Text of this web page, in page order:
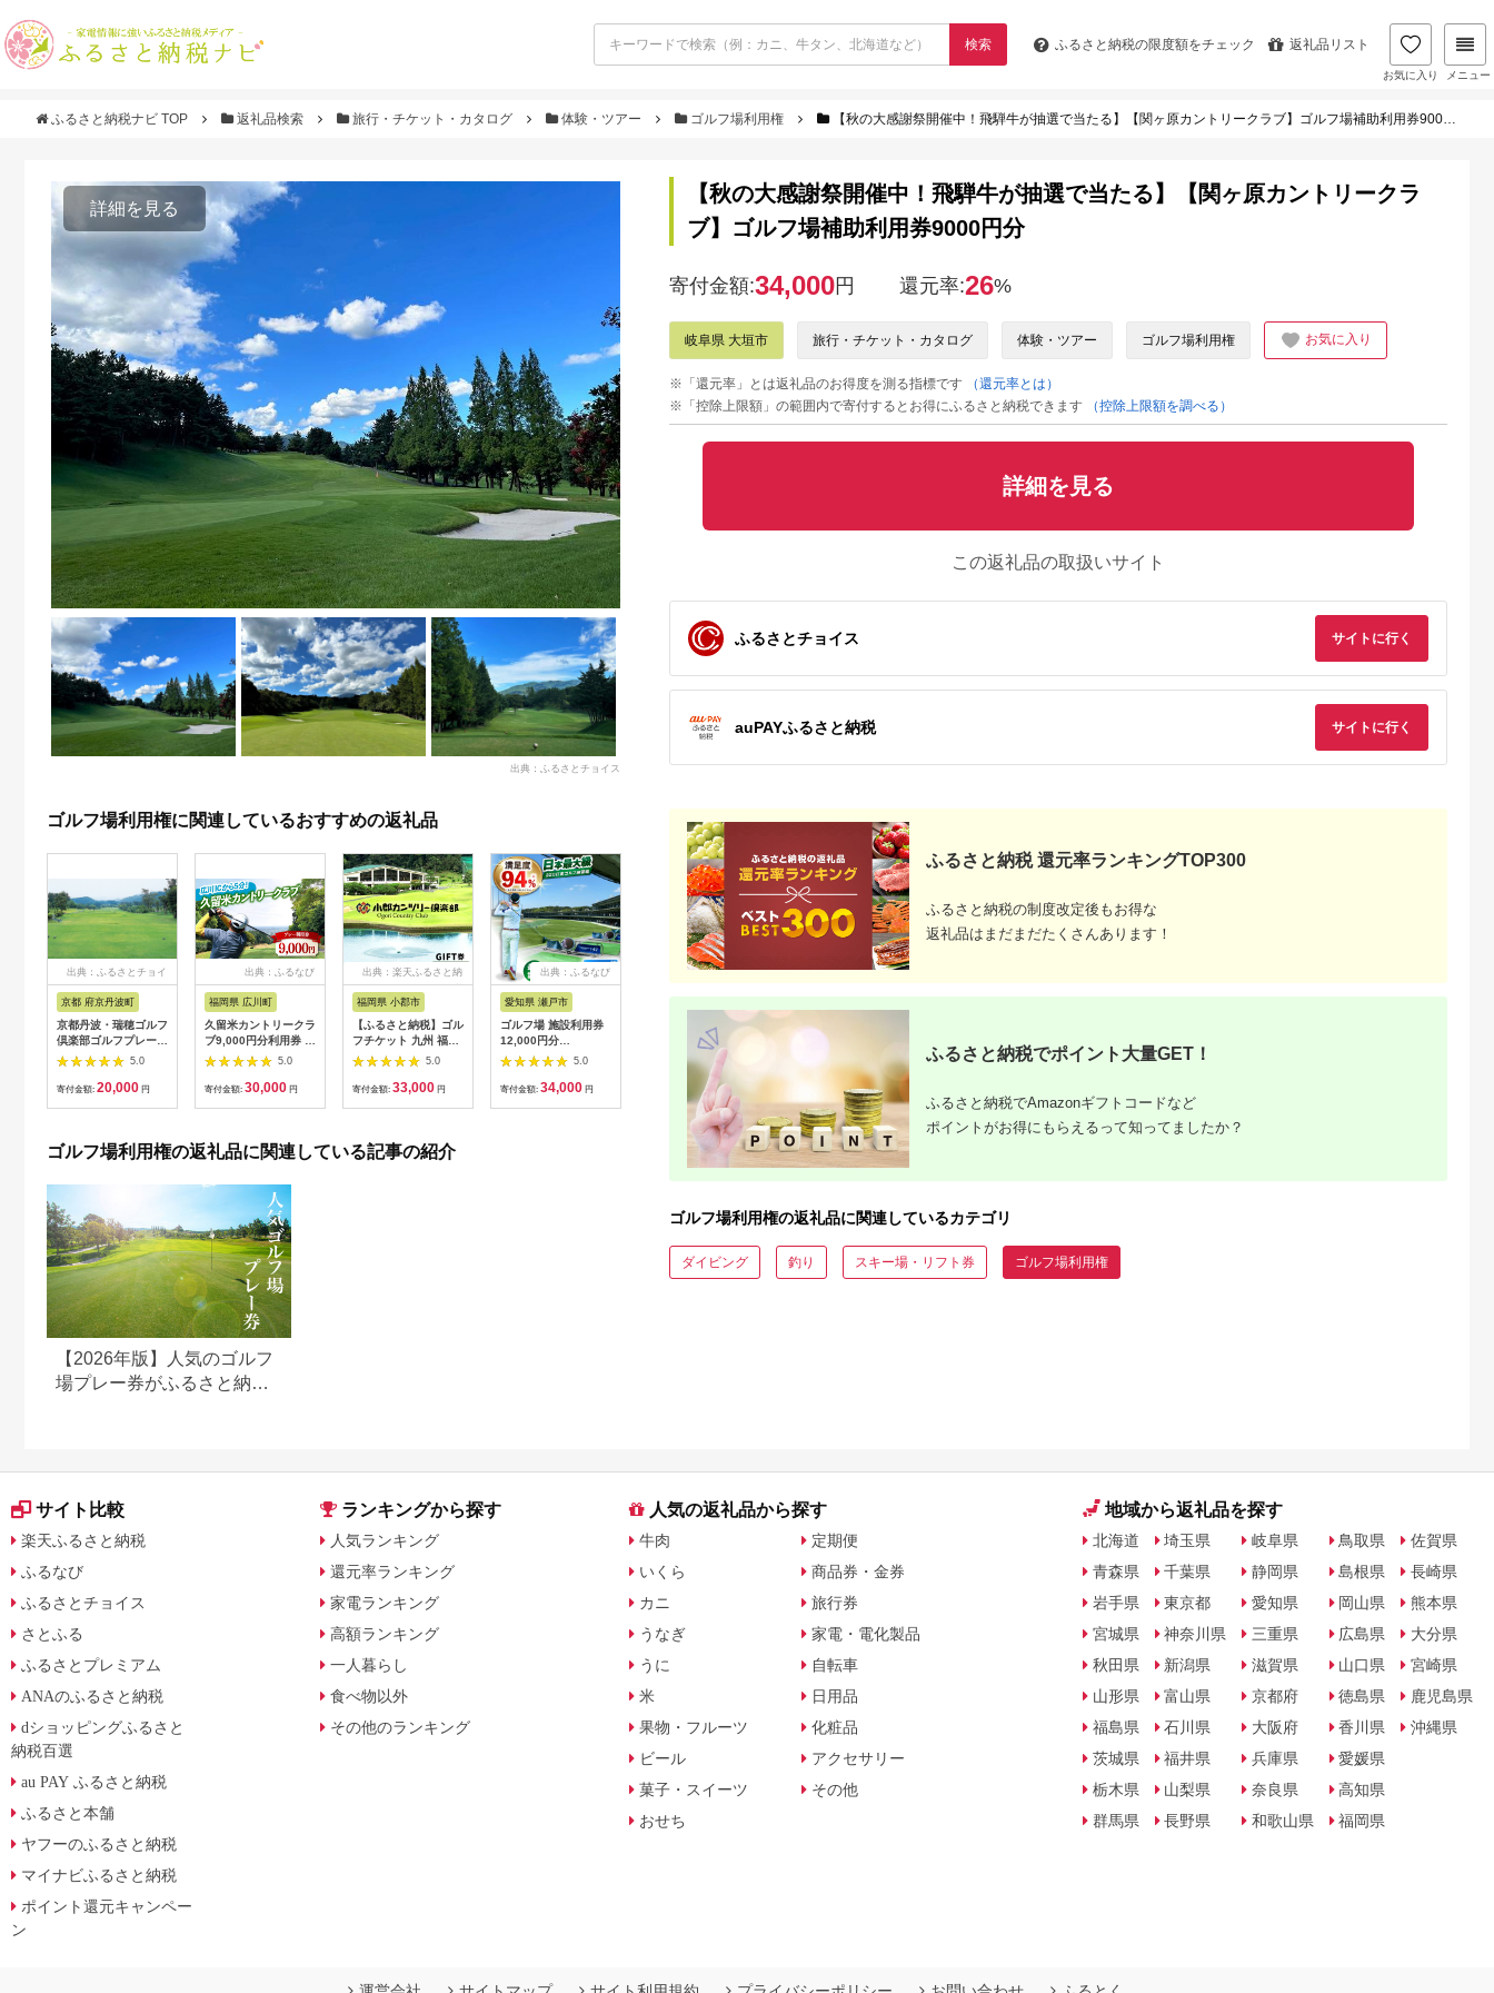
検索 ふるさと納税の限度額をチェック 返礼品リスト
お気に入り メニュー
ふるさと納税ナビ TOP 返礼品検索 旅行・チケット・カタログ 体験・ツアー ゴルフ場利用権 【秋の大感謝祭開催中！飛騨牛が抽選で当たる】【関ヶ原カントリークラブ】ゴルフ場補助利用券9000円分
詳細を見る
出典：ふるさとチョイス
ゴルフ場利用権に関連しているおすすめの返礼品
出典：ふるさとチョイ
ス
京都 府京丹波町
京都丹波・瑞穂ゴルフ
倶楽部ゴルフプレー利
用券（6,000円分）
5.0
寄付金額: 20,000 円
出典：ふるなび
福岡県 広川町
久留米カントリークラ
ブ9,000円分利用券 /
ゴルフ[AFAD007]
5.0
寄付金額: 30,000 円
出典：楽天ふるさと納
税
福岡県 小郡市
【ふるさと納税】ゴル
フチケット 九州 福岡
小郡カンツリー倶楽部
ギフト券 9枚 9000円
ゴルフ チケット 商品
5.0
寄付金額: 33,000 円
出典：ふるなび
愛知県 瀬戸市
ゴルフ場 施設利用券
12,000円分
[BBEC002]ゴルフ倶
楽部大樹 瀬戸店
5.0
寄付金額: 34,000 円
出典：ふるさとチョイ
kochi黒潮カントリー
クラブ ご利用券
5.0
10,000
出典：ふるなび
こぶしゴルフ倶楽部
9,000円分
30,000 円
場 ゴルフ ゴルフ ゴル
5.0
優待プレー補助利用券
プレー 優待券 利用券
チケット 補助券 プレ
ー券
5.0
ゴルフ場利用権の返礼品に関連している記事の紹介
【2026年版】人気のゴルフ
場プレー券がふるさと納税
【秋の大感謝祭開催中！飛騨牛が抽選で当たる】【関ヶ原カントリークラ
ブ】ゴルフ場補助利用券9000円分
寄付金額:34,000円 還元率:26%
岐阜県 大垣市 旅行・チケット・カタログ 体験・ツアー ゴルフ場利用権 お気に入り
※「還元率」とは返礼品のお得度を測る指標です
（還元率とは）
※「控除上限額」の範囲内で寄付するとお得にふるさと納税できます
（控除上限額を調べる）
詳細を見る
この返礼品の取扱いサイト
ふるさとチョイス サイトに行く
auPAYふるさと納税 サイトに行く
ふるさと納税 還元率ランキングTOP300
ふるさと納税の制度改定後もお得な
返礼品はまだまだたくさんあります！
ふるさと納税でポイント大量GET！
ふるさと納税でAmazonギフトコードなど
ポイントがお得にもらえるって知ってましたか？
ゴルフ場利用権の返礼品に関連しているカテゴリ
ダイビング 釣り スキー場・リフト券 ゴルフ場利用権
サイト比較
楽天ふるさと納税
ふるなび
ふるさとチョイス
さとふる
ふるさとプレミアム
ANAのふるさと納税
dショッピングふるさと
納税百選
au PAY ふるさと納税
ふるさと本舗
ヤフーのふるさと納税
マイナビふるさと納税
ポイント還元キャンペー
ン
ランキングから探す
人気ランキング
還元率ランキング
家電ランキング
高額ランキング
一人暮らし
食べ物以外
その他のランキング
人気の返礼品から探す
牛肉
いくら
カニ
うなぎ
うに
米
果物・フルーツ
ビール
菓子・スイーツ
おせち
定期便
商品券・金券
旅行券
家電・電化製品
自転車
日用品
化粧品
アクセサリー
その他
地域から返礼品を探す
北海道
青森県
岩手県
宮城県
秋田県
山形県
福島県
茨城県
栃木県
群馬県
埼玉県
千葉県
東京都
神奈川県
新潟県
富山県
石川県
福井県
山梨県
長野県
岐阜県
静岡県
愛知県
三重県
滋賀県
京都府
大阪府
兵庫県
奈良県
和歌山県
鳥取県
島根県
岡山県
広島県
山口県
徳島県
香川県
愛媛県
高知県
福岡県
佐賀県
長崎県
熊本県
大分県
宮崎県
鹿児島県
沖縄県